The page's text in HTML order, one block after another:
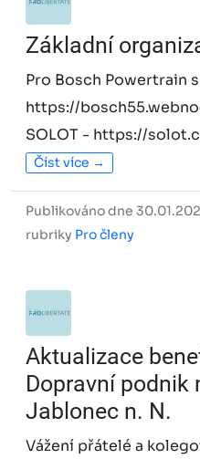
Základní
Pro Bosch Powertrain
https://
SOLOT - https://
Číst více →
Publikováno dne
rubriky Pro členy
Aktualizace
Dopravní podnik
Jablonec n. N.
Vážení přátelé a